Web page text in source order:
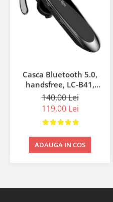
Casca Bluetooth 5.0,
handsfree, LC-B41,
neagra
140,00 Lei
119,00 Lei
ADAUGA IN COS